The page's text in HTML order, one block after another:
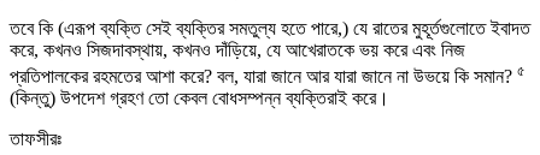
তবে কি (এরূপ ব্যক্তি সেই ব্যক্তির সমতুল্য হতে পারে,) যে রাতের মুহূর্তগুলোতে ইবাদত
করে, কখনও সিজদাবস্থায়, কখনও দাঁড়িয়ে, যে আখেরাতকে ভয় করে এবং নিজ
প্রতিপালকের রহমতের আশা করে? বল, যারা জানে আর যারা জানে না উভয়ে কি সমান? ৫
(কিন্তু) উপদেশ গ্রহণ তো কেবল বোধসম্পন্ন ব্যক্তিরাই করে।
তাফসীরঃ